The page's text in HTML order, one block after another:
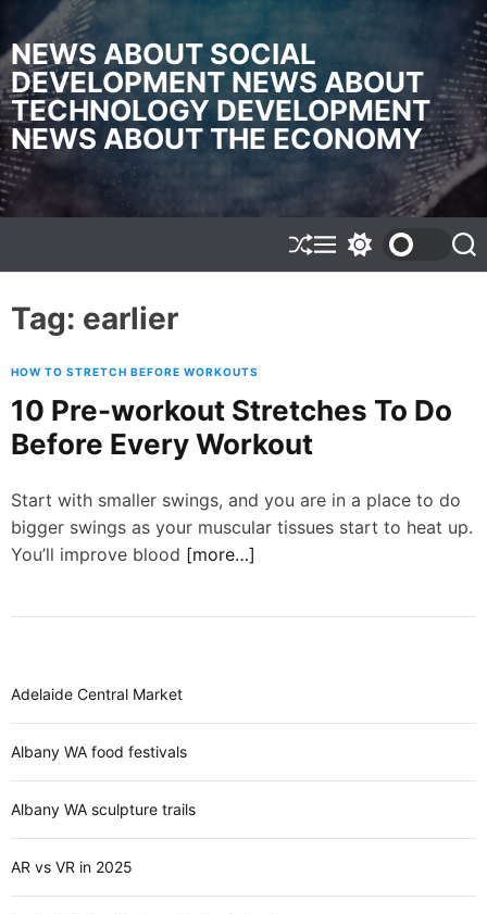
i
p
t
o
c
o
n
n
NEWS ABOUT SOCIAL
DEVELOPMENT NEWS ABOUT
TECHNOLOGY DEVELOPMENT
NEWS ABOUT THE ECONOMY
S
h
M
e
w
o
d
e
S
e
Tag: earlier
HOW TO STRETCH BEFORE WORKOUTS
10 Pre-workout Stretches To Do
Before Every Workout
Start with smaller swings, and you are in a place to do
bigger swings as your muscular tissues start to heat up.
You’ll improve blood [more…]
Adelaide Central Market
Albany WA food festivals
Albany WA sculpture trails
AR vs VR in 2025